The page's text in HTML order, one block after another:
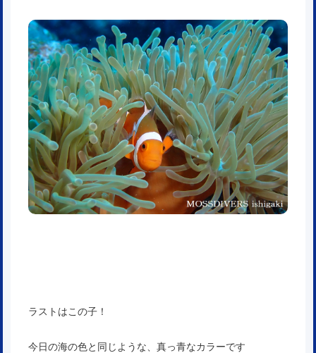
ラストはこの子！
今日の海の色と同じような、真っ青なカラーです